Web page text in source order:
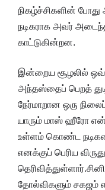
நிகழ்ச்சிகளின்
நடிகராக அவர்
காட்டுகின்றன.
இன்றைய சூழலில்
அந்தஸ்தைப் பெறத்
நேர்மாறான ஒரு
யாரும் மாஸ் ஹீரோ
உள்ளம் கொண்ட
எனக்குப் பெரிய
தோல்விகளும் சகஜம்